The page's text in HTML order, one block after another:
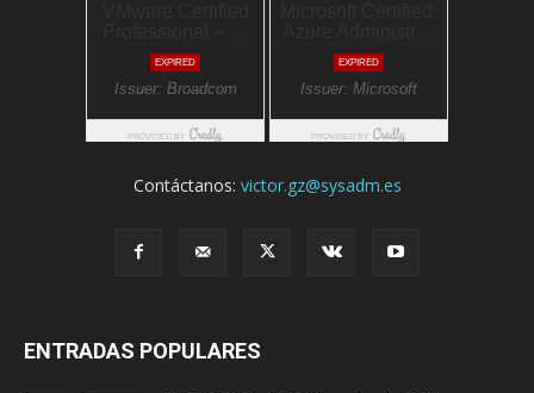
Contáctanos: victor.gz@sysadm.es
ENTRADAS POPULARES